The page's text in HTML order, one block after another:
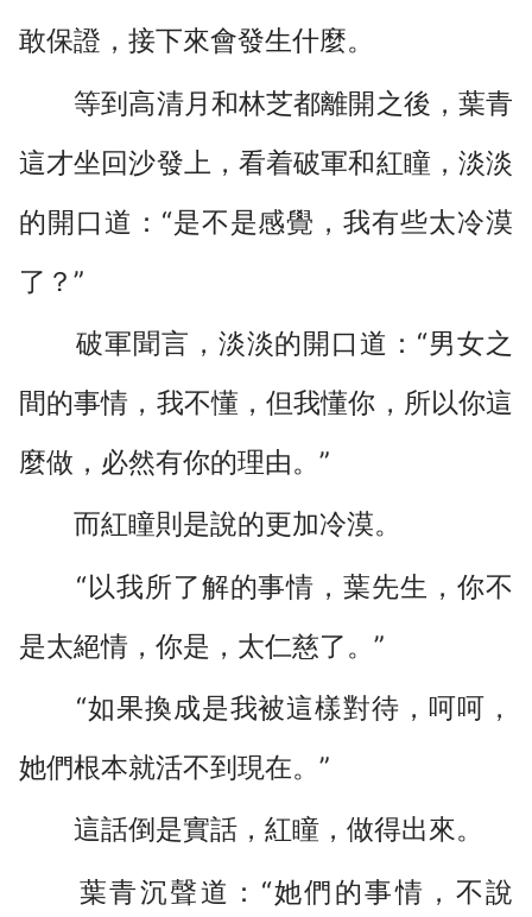
敢保證，接下來會發生什麼。
等到高清月和林芝都離開之後，葉青
這才坐回沙發上，看着破軍和紅瞳，淡淡
的開口道：“是不是感覺，我有些太冷漠
了？”
破軍聞言，淡淡的開口道：“男女之
間的事情，我不懂，但我懂你，所以你這
麼做，必然有你的理由。”
而紅瞳則是說的更加冷漠。
“以我所了解的事情，葉先生，你不
是太絕情，你是，太仁慈了。”
“如果換成是我被這樣對待，呵呵，
她們根本就活不到現在。”
這話倒是實話，紅瞳，做得出來。
葉青沉聲道：“她們的事情，不說